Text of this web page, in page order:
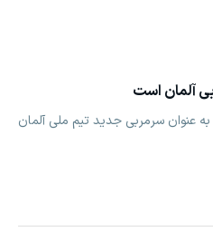
آلمان است
عنوان سرمربی جدید تیم ملی آلمان